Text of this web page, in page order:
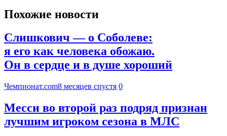
Похожие новости
Слишкович — о Соболеве:
я его как человека обожаю.
Он в сердце и в душе хороший
Чемпионат.com8 месяцев спустя 0
Месси во второй раз подряд признан
лучшим игроком сезона в МЛС